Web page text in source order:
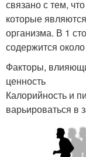
связано с тем,
которые
организма. В 1
содержится
Факторы,
ценность
Калорийность и
варьироваться в